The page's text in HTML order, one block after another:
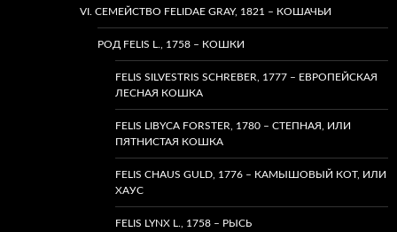
VI. СЕМЕЙСТВО FELIDAE GRAY, 1821 – КОШАЧЬИ
РОД FELIS L., 1758 – КОШКИ
FELIS SILVESTRIS SCHREBER, 1777 – ЕВРОПЕЙСКАЯ
ЛЕСНАЯ КОШКА
FELIS LIBYCA FORSTER, 1780 – СТЕПНАЯ, ИЛИ
ПЯТНИСТАЯ КОШКА
FELIS CHAUS GULD, 1776 – КАМЫШОВЫЙ КОТ, ИЛИ
ХАУС
FELIS LYNX L., 1758 – РЫСЬ